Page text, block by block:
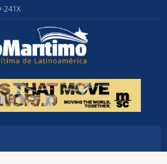
241X